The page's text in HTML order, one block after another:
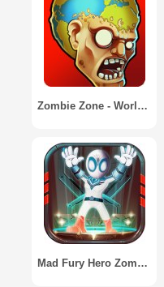
Zombie Zone - World Domination
Mad Fury Hero Zombie